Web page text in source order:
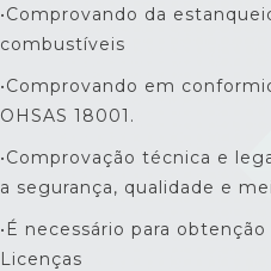
•Comprovando da
combustíveis
•Comprovando em
OHSAS 18001.
•Comprovação técnica e
a segurança, qualidade e
•É necessário para obtenção
Licenças